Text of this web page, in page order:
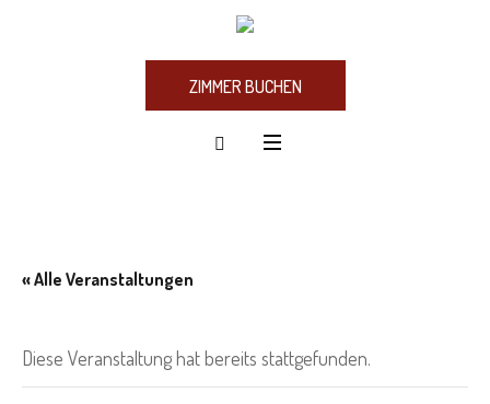
ZIMMER BUCHEN
« Alle Veranstaltungen
Diese Veranstaltung hat bereits stattgefunden.